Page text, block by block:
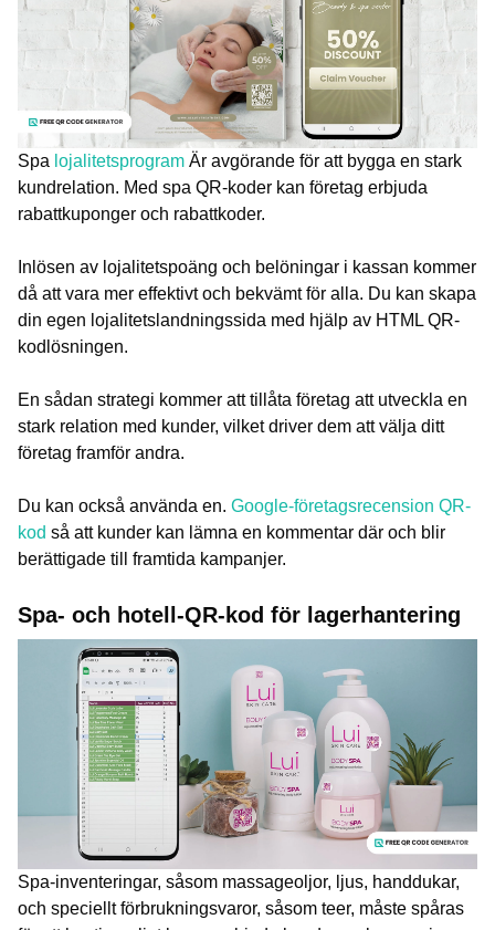
Spa lojalitetsprogram Är avgörande för att bygga en stark
kundrelation. Med spa QR-koder kan företag erbjuda
rabattkuponger och rabattkoder.
Inlösen av lojalitetspoäng och belöningar i kassan kommer
då att vara mer effektivt och bekvämt för alla. Du kan skapa
din egen lojalitetslandningssida med hjälp av HTML QR-
kodlösningen.
En sådan strategi kommer att tillåta företag att utveckla en
stark relation med kunder, vilket driver dem att välja ditt
företag framför andra.
Du kan också använda en. Google-företagsrecension QR-
kod så att kunder kan lämna en kommentar där och blir
berättigade till framtida kampanjer.
Spa- och hotell-QR-kod för lagerhantering
Spa-inventeringar, såsom massageoljor, ljus, handdukar,
och speciellt förbrukningsvaror, såsom teer, måste spåras